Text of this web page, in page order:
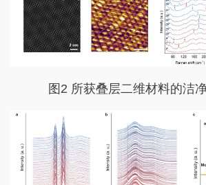
图2 所获叠层二维材料的洁